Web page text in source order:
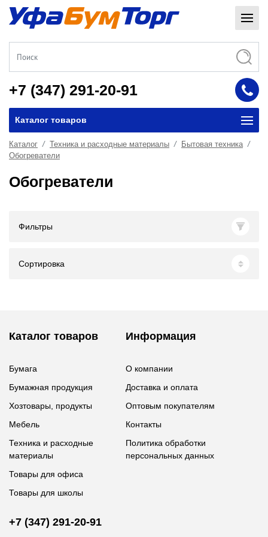
+7 (347) 291-20-91
Каталог товаров
Каталог Техника и расходные материалы
Бытовая техника
Обогреватели
Обогреватели
Фильтры
Сортировка
Каталог товаров
Бумага
Бумажная продукция
Хозтовары, продукты
Мебель
Техника и расходные
материалы
Товары для офиса
Товары для школы
Информация
О компании
Доставка и оплата
Оптовым покупателям
Контакты
Политика обработки
персональных данных
+7 (347) 291-20-91